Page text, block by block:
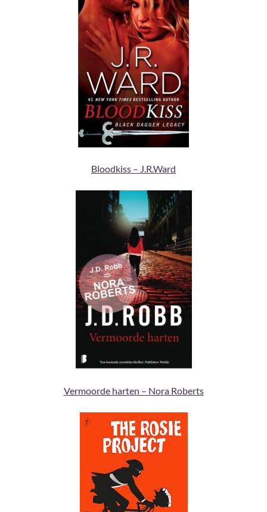
Bloodkiss – J.R.Ward
Vermoorde harten – Nora Roberts